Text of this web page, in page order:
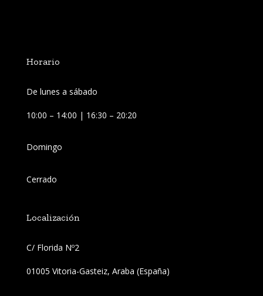
Horario
De lunes a sábado
10:00 – 14:00 | 16:30 – 20:20
Domingo
Cerrado
Localización
C/ Florida Nº2
01005 Vitoria-Gasteiz, Araba (España)